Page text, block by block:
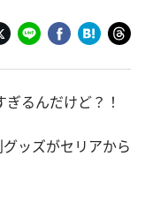
るんだけど？！
ッズがセリアから